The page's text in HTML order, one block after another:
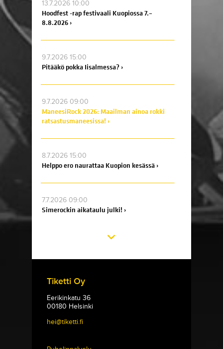
13.7.2026 10:00
Hoodfest -rap festivaali Kuopiossa 7.–
8.8.2026 ›
9.7.2026 15:00
Pitääkö pokka Iisalmessa? ›
9.7.2026 09:00
ManeesiRock 2026: Maailman ainoa rokki
ratsastusmaneesissa! ›
8.7.2026 15:00
Helppo ero naurattaa Kuopion kesässä ›
7.7.2026 09:00
Simerockin aikataulu julki! ›
Tiketti Oy
Eerikinkatu 36
00180 Helsinki
hei@tiketti.fi